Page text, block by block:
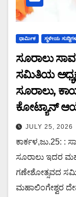
ಧಾರ್ಮಿಕ ಸ್ಥಳೀಯ
ಸೂರಾಲು
ಸಮಿತಿಯ
ಸೂರಾಲು,
ಕೋಟ್ಯಾನ್
JULY 25, 2026
ಕಾರ್ಕಳ,ಜು.25: :
ಸೂರಾಲು ಇದರ
ಗಣೇಶೋತ್ಸವದ
ಮಹಾಲಿಂಗೇಶ್ವರ